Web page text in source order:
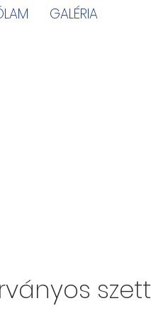
GALÉRIA
szett